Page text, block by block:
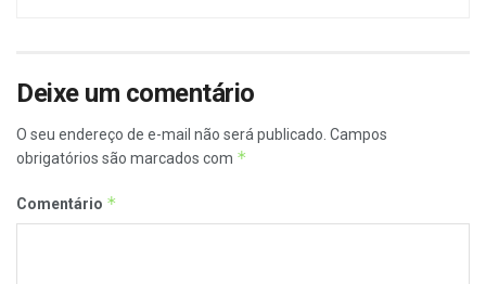
Deixe um comentário
O seu endereço de e-mail não será publicado. Campos
obrigatórios são marcados com *
Comentário *